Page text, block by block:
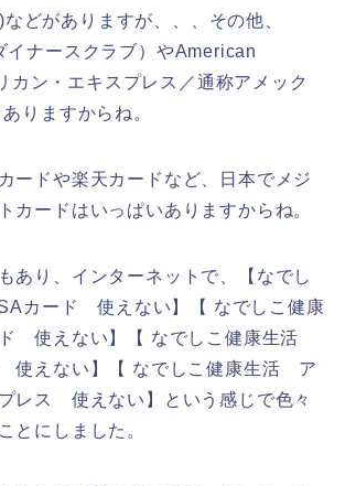
どがありますが、、、その他、
ナースクラブ）やAmerican
カン・エキスプレス／通称アメック
りますからね。
ードや楽天カードなど、日本でメジ
カードはいっぱいありますからね。
あり、インターネットで、【なでし
カード 使えない】【 なでしこ健康
使えない】【 なでしこ健康生活
使えない】【 なでしこ健康生活 ア
レス 使えない】という感じで色々
とにしました。